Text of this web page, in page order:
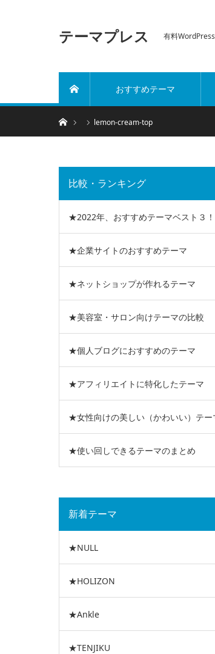
テーマプレス 有料
おすすめテーマ
ホーム lemon-cream-top
比較・ランキング
★2022年、おすすめテーマベスト３！
★企業サイトのおすすめテーマ
★ネットショップが作れるテーマ
★美容室・サロン向けテーマの比較
★個人ブログにおすすめのテーマ
★アフィリエイトに特化したテーマ
★女性向けの美しい（かわいい）テー
★使い回しできるテーマのまとめ
新着テーマ
★NULL
★HOLIZON
★Ankle
★TENJIKU